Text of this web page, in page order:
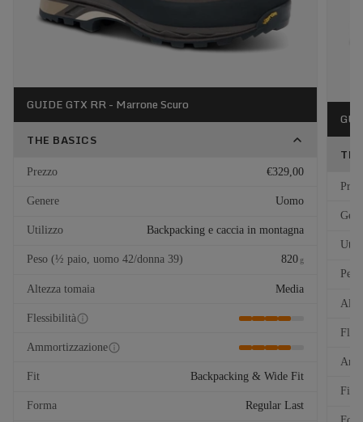
GUIDE GTX RR - Marrone Scuro
THE BASICS
Prezzo €329,00
Genere Uomo
Utilizzo Backpacking e caccia in montagna
Peso (½ paio, uomo 42/donna 39) 820 g
Altezza tomaia Media
Flessibilità
Ammortizzazione
Fit Backpacking & Wide Fit
Forma Regular Last
Fit